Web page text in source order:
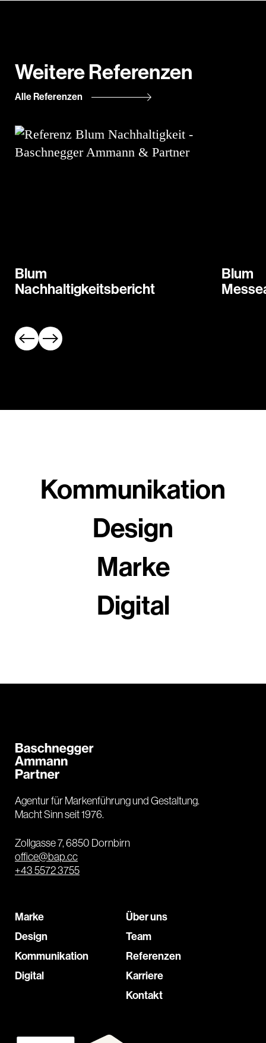
Weitere Referenzen
Alle Referenzen
Blum
Nachhaltigkeitsbericht
Blum
Kommunikation
Design
Marke
Digital
Agentur für Markenführung und Gestaltung.
Macht Sinn seit 1976.
Zollgasse 7, 6850 Dornbirn
office@bap.cc
+43 5572 3755
Marke
Design
Kommunikation
Digital
Über uns
Team
Referenzen
Karriere
Kontakt